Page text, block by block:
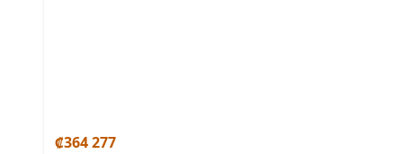
₡364 277